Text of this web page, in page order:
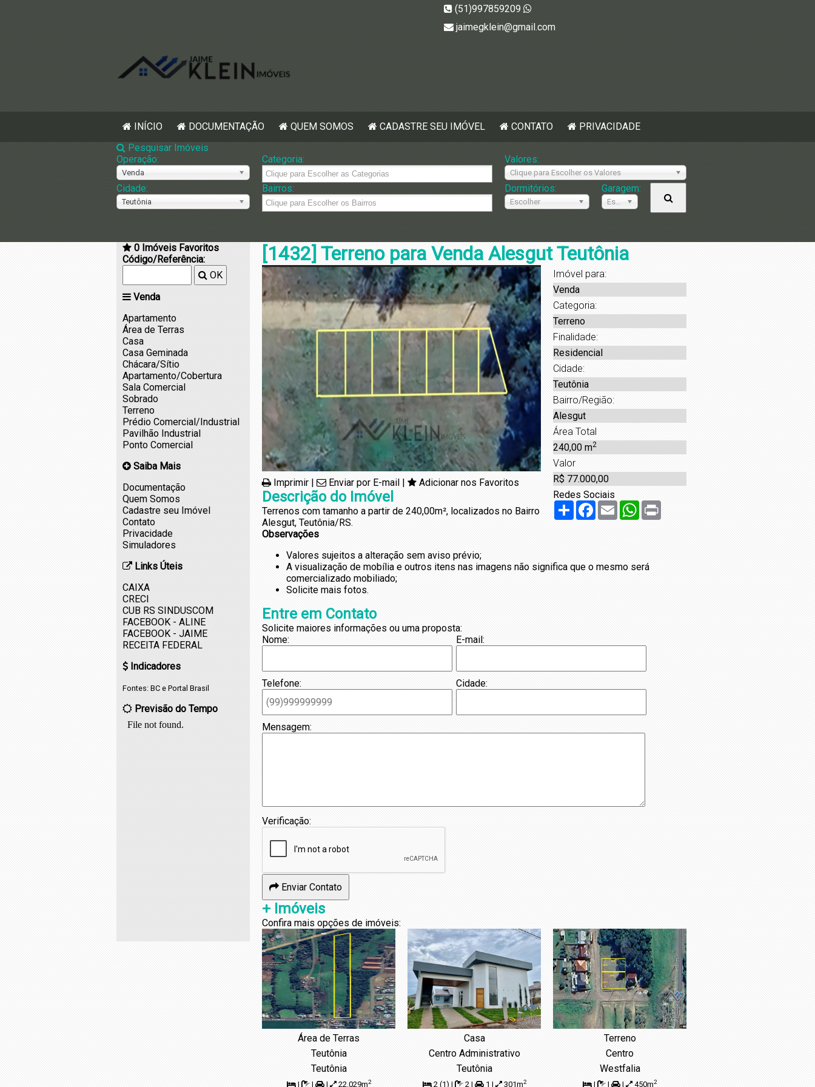
(51)997859209
jaimegklein@gmail.com
INÍCIO DOCUMENTAÇÃO QUEM SOMOS CADASTRE SEU IMÓVEL CONTATO
PRIVACIDADE
Pesquisar Imóveis
Operação:
Venda
Categoria: Valores:
Clique para Escolher os Valores
Cidade:
Teutônia
Bairros: Dormitórios:
Escolher
Garagem:
Escolher
0 Imóveis Favoritos
Código/Referência:
OK
Venda
Apartamento
Área de Terras
Casa
Casa Geminada
Chácara/Sítio
Apartamento/Cobertura
Sala Comercial
Sobrado
Terreno
Prédio Comercial/Industrial
Pavilhão Industrial
Ponto Comercial
Saiba Mais
Documentação
Quem Somos
Cadastre seu Imóvel
Contato
Privacidade
Simuladores
Links Úteis
CAIXA
CRECI
CUB RS SINDUSCOM
FACEBOOK - ALINE
FACEBOOK - JAIME
RECEITA FEDERAL
Indicadores
Fontes: BC e Portal Brasil
Previsão do Tempo
[1432] Terreno para Venda Alesgut Teutônia
Imprimir | Enviar por E-mail | Adicionar nos Favoritos
Descrição do Imóvel
Terrenos com tamanho a partir de 240,00m², localizados no Bairro
Alesgut, Teutônia/RS.
Imóvel para:
Venda
Categoria:
Terreno
Finalidade:
Residencial
Cidade:
Teutônia
Bairro/Região:
Alesgut
Área Total
240,00 m2
Valor
R$ 77.000,00
Redes Sociais
Share Facebook
Email WhatsApp
Observações
Valores sujeitos a alteração sem aviso prévio;
A visualização de mobília e outros itens nas imagens não significa que o mesmo será
comercializado mobiliado;
Solicite mais fotos.
Entre em Contato
Solicite maiores informações ou uma proposta:
Nome:
Telefone:
E-mail:
Cidade:
Mensagem:
Verificação:
Enviar Contato
+ Imóveis
Confira mais opções de imóveis:
Área de Terras
Teutônia
Teutônia
| | | 22.029m2
Casa
Centro Administrativo
Teutônia
2 (1) | 2 | 1 | 301m2
Terreno
Centro
Westfalia
| | | 450m2